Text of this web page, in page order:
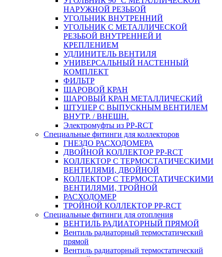
НАРУЖНОЙ РЕЗЬБОЙ
УГОЛЬНИК ВНУТРЕННИЙ
УГОЛЬНИК С МЕТАЛЛИЧЕСКОЙ
РЕЗЬБОЙ ВНУТРЕННЕЙ И
КРЕПЛЕНИЕМ
УДЛИНИТЕЛЬ ВЕНТИЛЯ
УНИВЕРСАЛЬНЫЙ НАСТЕННЫЙ
КОМПЛЕКТ
ФИЛЬТР
ШАРОВОЙ КРАН
ШАРОВЫЙ КРАН МЕТАЛЛИЧЕСКИЙ
ШТУЦЕР С ВЫПУСКНЫМ ВЕНТИЛЕМ
ВНУТР. / ВНЕШН.
Электромуфты из PP-RCT
Специальные фитинги для коллекторов
ГНЕЗДО РАСХОДОМЕРА
ДВОЙНОЙ КОЛЛЕКТОР PP-RCT
КОЛЛЕКТОР С ТЕРМОСТАТИЧЕСКИМИ
ВЕНТИЛЯМИ, ДВОЙНОЙ
КОЛЛЕКТОР С ТЕРМОСТАТИЧЕСКИМИ
ВЕНТИЛЯМИ, ТРОЙНОЙ
РАСХОДОМЕР
ТРОЙНОЙ КОЛЛЕКТОР PP-RCT
Специальные фитинги для отопления
ВЕНТИЛЬ РАДИАТОРНЫЙ ПРЯМОЙ
Вентиль радиаторный термостатический
прямой
Вентиль радиаторный термостатический